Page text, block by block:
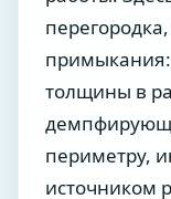
примыкания:
толщины в
периметру,
источником